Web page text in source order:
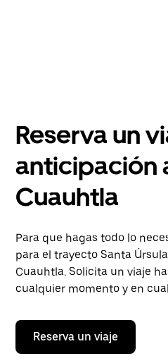
Reserva un
anticipación
Cuauhtla
Para que hagas todo lo
para el trayecto Santa
Cuauhtla. Solicita un viaje
cualquier momento y en
Reserva un viaje